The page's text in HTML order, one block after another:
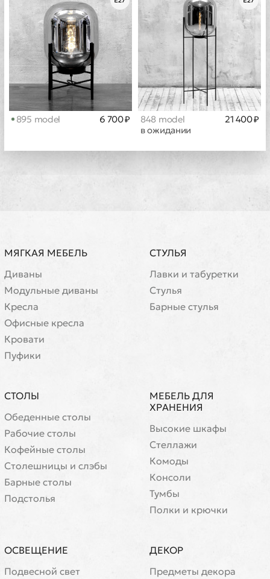
895 model 6 700 ₽
848 model
в ожидании
21 400 ₽
МЯГКАЯ МЕБЕЛЬ
Диваны
Модульные диваны
Кресла
Офисные кресла
Кровати
Пуфики
СТУЛЬЯ
Лавки и табуретки
Стулья
Барные стулья
СТОЛЫ
Обеденные столы
Рабочие столы
Кофейные столы
Cтолешницы и слэбы
Барные столы
Подстолья
МЕБЕЛЬ ДЛЯ
ХРАНЕНИЯ
Высокие шкафы
Стеллажи
Комоды
Консоли
Тумбы
Полки и крючки
ОСВЕЩЕНИЕ
Подвесной свет
ДЕКОР
Предметы декора